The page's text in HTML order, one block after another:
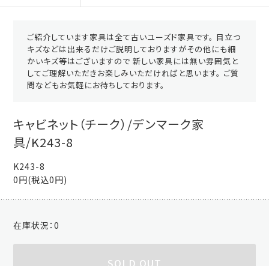
ご紹介しています家具は全て古いユーズド家具です。 目立つ
キズなどは出来るだけご説明しておりますがその他にも細
かいキズ等はございますので 新しい家具には無い雰囲気と
してご理解いただきお楽しみいただければと思います。 ご質
問などもお気軽にお待ちしております。
キャビネット（チーク）/デンマーク家
具/K243-8
K243-8
0円(税込0円)
在庫状況：0
SOLD OUT